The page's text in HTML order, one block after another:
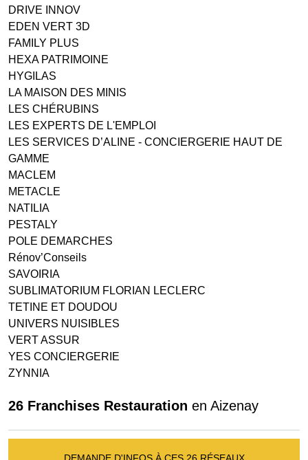
DRIVE INNOV
EDEN VERT 3D
FAMILY PLUS
HEXA PATRIMOINE
HYGILAS
LA MAISON DES MINIS
LES CHÉRUBINS
LES EXPERTS DE L'EMPLOI
LES SERVICES D’ALINE - CONCIERGERIE HAUT DE
GAMME
MACLEM
METACLE
NATILIA
PESTALY
POLE DEMARCHES
Rénov’Conseils
SAVOIRIA
SUBLIMATORIUM FLORIAN LECLERC
TETINE ET DOUDOU
UNIVERS NUISIBLES
VERT ASSUR
YES CONCIERGERIE
ZYNNIA
26 Franchises Restauration en Aizenay
DEMANDE D'INFOS À CES 26 RÉSEAUX